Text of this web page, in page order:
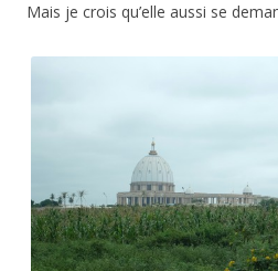
Mais je crois qu’elle aussi se